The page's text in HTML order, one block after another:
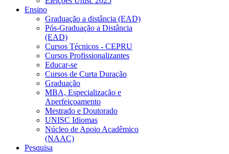
Ensino
Graduação a distância (EAD)
Pós-Graduação a Distância
(EAD)
Cursos Técnicos - CEPRU
Cursos Profissionalizantes
Educar-se
Cursos de Curta Duração
Graduação
MBA, Especialização e
Aperfeiçoamento
Mestrado e Doutorado
UNISC Idiomas
Núcleo de Apoio Acadêmico
(NAAC)
Pesquisa